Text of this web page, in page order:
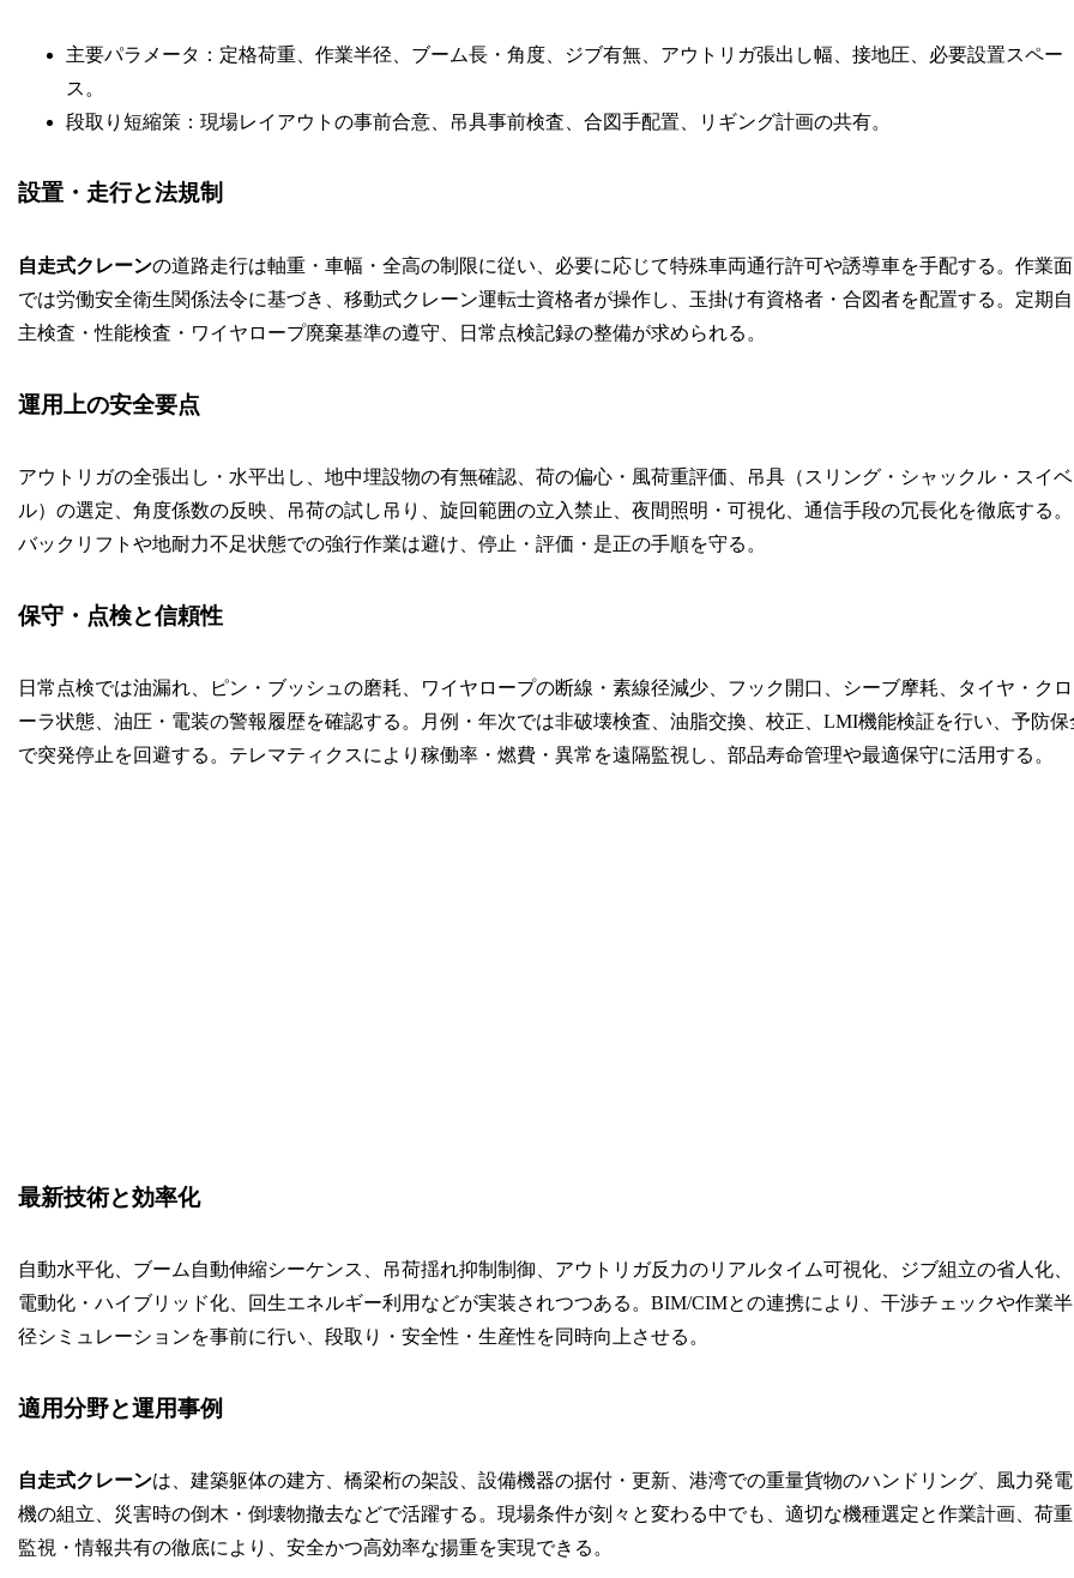
主要パラメータ：定格荷重、作業半径、ブーム長・角度、ジブ有無、アウトリガ張出し幅、接地圧、必要設置スペー
ス。
段取り短縮策：現場レイアウトの事前合意、吊具事前検査、合図手配置、リギング計画の共有。
設置・走行と法規制
自走式クレーンの道路走行は軸重・車幅・全高の制限に従い、必要に応じて特殊車両通行許可や誘導車を手配する。作業面
では労働安全衛生関係法令に基づき、移動式クレーン運転士資格者が操作し、玉掛け有資格者・合図者を配置する。定期自
主検査・性能検査・ワイヤロープ廃棄基準の遵守、日常点検記録の整備が求められる。
運用上の安全要点
アウトリガの全張出し・水平出し、地中埋設物の有無確認、荷の偏心・風荷重評価、吊具（スリング・シャックル・スイベ
ル）の選定、角度係数の反映、吊荷の試し吊り、旋回範囲の立入禁止、夜間照明・可視化、通信手段の冗長化を徹底する。
バックリフトや地耐力不足状態での強行作業は避け、停止・評価・是正の手順を守る。
保守・点検と信頼性
日常点検では油漏れ、ピン・ブッシュの磨耗、ワイヤロープの断線・素線径減少、フック開口、シーブ摩耗、タイヤ・クロ
ーラ状態、油圧・電装の警報履歴を確認する。月例・年次では非破壊検査、油脂交換、校正、LMI機能検証を行い、予防保
で突発停止を回避する。テレマティクスにより稼働率・燃費・異常を遠隔監視し、部品寿命管理や最適保守に活用する。
最新技術と効率化
自動水平化、ブーム自動伸縮シーケンス、吊荷揺れ抑制制御、アウトリガ反力のリアルタイム可視化、ジブ組立の省人化、
電動化・ハイブリッド化、回生エネルギー利用などが実装されつつある。BIM/CIMとの連携により、干渉チェックや作業半
径シミュレーションを事前に行い、段取り・安全性・生産性を同時向上させる。
適用分野と運用事例
自走式クレーンは、建築躯体の建方、橋梁桁の架設、設備機器の据付・更新、港湾での重量貨物のハンドリング、風力発電
機の組立、災害時の倒木・倒壊物撤去などで活躍する。現場条件が刻々と変わる中でも、適切な機種選定と作業計画、荷重
監視・情報共有の徹底により、安全かつ高効率な揚重を実現できる。